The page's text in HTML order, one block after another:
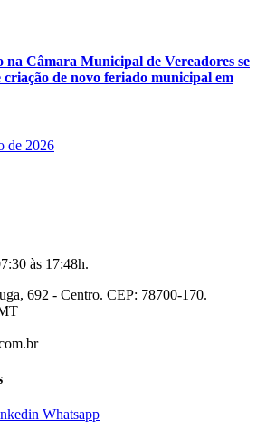
Câmara Municipal de Vereadores se
de novo feriado municipal em
de 2026
às 17:48h.
692 - Centro. CEP: 78700-170.
Whatsapp